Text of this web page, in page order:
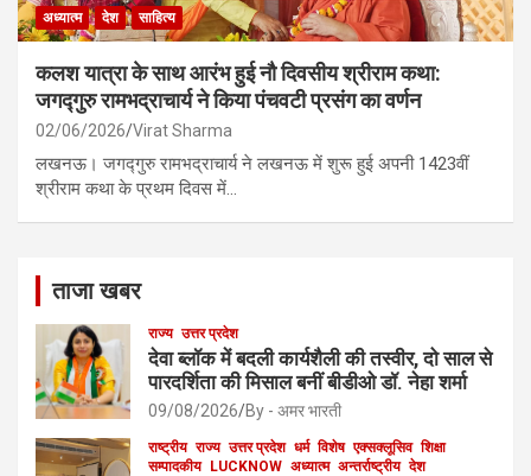
अध्यात्म
देश साहित्य
कलश यात्रा के साथ आरंभ हुई नौ दिवसीय श्रीराम कथा:
जगद्गुरु रामभद्राचार्य ने किया पंचवटी प्रसंग का वर्णन
02/06/2026 Virat Sharma
लखनऊ। जगद्गुरु रामभद्राचार्य ने लखनऊ में शुरू हुई अपनी 1423वीं
श्रीराम कथा के प्रथम दिवस में…
ताजा खबर
राज्य उत्तर प्रदेश
देवा ब्लॉक में बदली कार्यशैली की तस्वीर, दो साल से
पारदर्शिता की मिसाल बनीं बीडीओ डॉ. नेहा शर्मा
09/08/2026 By - अमर भारती
राष्ट्रीय राज्य उत्तर प्रदेश धर्म विशेष एक्सक्लूसिव शिक्षा
सम्पादकीय LUCKNOW अध्यात्म अन्तर्राष्ट्रीय देश